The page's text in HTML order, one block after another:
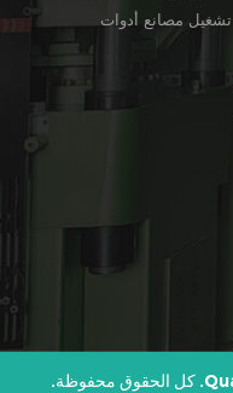
تشغيل مصانع أدوات